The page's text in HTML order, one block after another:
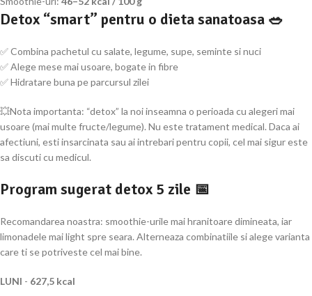
Detox “smart” pentru o dieta sanatoasa 🥗
✅ Combina pachetul cu salate, legume, supe, seminte si nuci
✅ Alege mese mai usoare, bogate in fibre
✅ Hidratare buna pe parcursul zilei
💥Nota importanta: “detox” la noi inseamna o perioada cu alegeri mai
usoare (mai multe fructe/legume). Nu este tratament medical. Daca ai
afectiuni, esti insarcinata sau ai intrebari pentru copii, cel mai sigur este
sa discuti cu medicul.
Program sugerat detox 5 zile 📅
Recomandarea noastra: smoothie-urile mai hranitoare dimineata, iar
limonadele mai light spre seara. Alterneaza combinatiile si alege varianta
care ti se potriveste cel mai bine.
LUNI - 627,5 kcal